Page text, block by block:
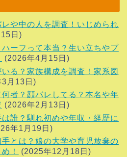
や中の人を調査！いじめられ
日)
ーフって本当？生い立ちやプ
(2026年4月15日)
る？家族構成を調査！家系図
月13日)
何者？顔バレしてる？本名や年
(2026年2月13日)
誰？馴れ初めや年収・経歴に
年1月19日)
とは？娘の大学や育児放棄の
！
(2025年12月18日)